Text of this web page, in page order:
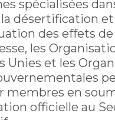
spécialisées
désertification et
des effets de
les
Unies et les
membres en
officielle au